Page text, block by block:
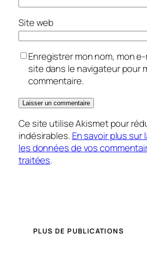
Site web
Enregistrer mon nom, mon
site dans le navigateur pour
commentaire.
Ce site utilise Akismet pour
indésirables. En savoir plus sur
les données de vos
traitées.
PLUS DE PUBLICATIONS